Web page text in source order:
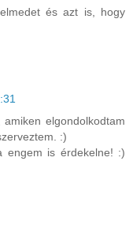
és azt is, hogy
elgondolkodtam
:)
engem is érdekelne! :)